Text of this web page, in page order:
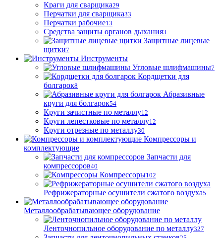
Краги для сварщика29
Перчатки для сварщика33
Перчатки рабочие13
Средства защиты органов дыхания3
Защитные лицевые
щитки7
Инструменты
Угловые шлифмашины7
Кордщетки для
болгарок8
Абразивные
круги для болгарок54
Круги зачистные по металлу12
Круги лепестковые по металлу12
Круги отрезные по металлу30
Компрессоры и
комплектующие
Запчасти для
компрессоров40
Компрессоры102
Рефрижераторные осушители сжатого воздуха5
Металлообрабатывающее оборудование
Ленточнопильное оборудование по металлу327